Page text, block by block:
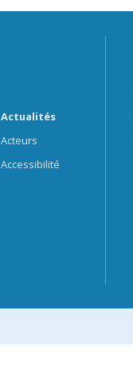
Actualités
Acteurs
Accessibilité